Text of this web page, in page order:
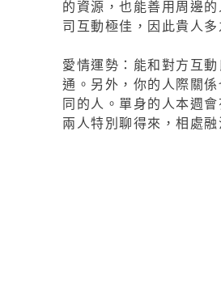
的資源，也能善用周邊
司互動極佳，因此貴人
愛情運勢：能和對方互
通。另外，你的人際關
同的人。單身的人本週
兩人特別聊得來，相處